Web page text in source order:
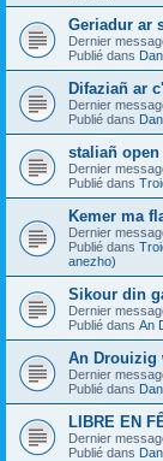
Geriadur ar
Dernier
Publié dans
Difaziañ ar
Dernier
Publié dans
staliañ open
Dernier
Publié dans
Kemer ma
Dernier
Publié dans
anezho)
Sikour din
Dernier
Publié dans An
An Drouizig
Dernier
Publié dans
LIBRE EN
Dernier
Publié dans